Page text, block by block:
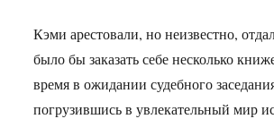
Кэми арестовали, но неизвестно,
было бы заказать себе несколько
время в ожидании судебного
погрузившись в увлекательный мир